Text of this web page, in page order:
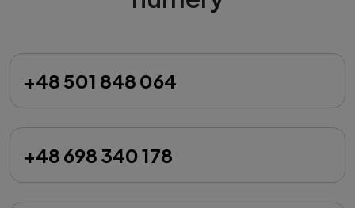
+48 501 848 064
+48 698 340 178